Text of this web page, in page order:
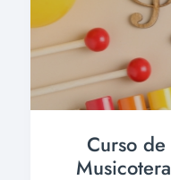
Curso de